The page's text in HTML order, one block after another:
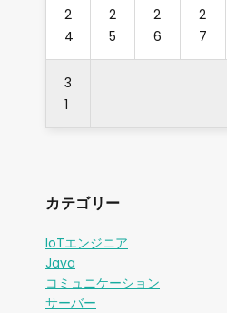
2
4
2
5
2
6
2
7
3
1
カテゴリー
IoTエンジニア
Java
コミュニケーション
サーバー